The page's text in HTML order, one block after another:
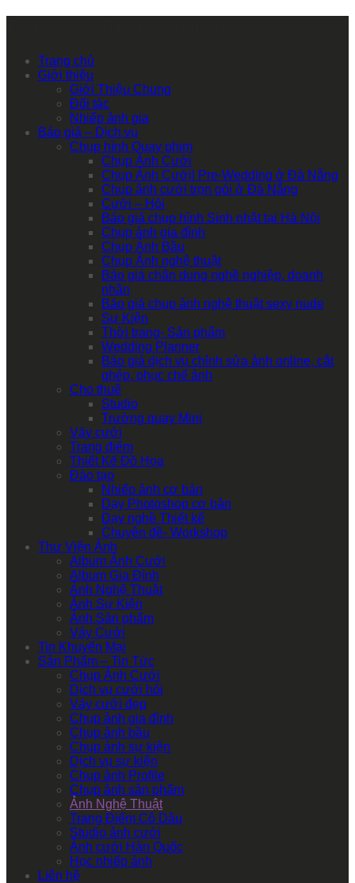
Trang chủ
Giới thiệu
Giới Thiệu Chung
Đối tác
Nhiếp ảnh gia
Báo giá – Dịch vụ
Chụp hình Quay phim
Chụp Ảnh Cưới
Chụp Ảnh Cưới| Pre-Wedding ở Đà Nẵng
Chụp ảnh cưới trọn gói ở Đà Nẵng
Cưới – Hỏi
Báo giá chụp hình Sinh nhật tại Hà Nội
Chụp ảnh gia đình
Chụp Ảnh Bầu
Chụp Ảnh nghệ thuật
Báo giá chân dung nghề nghiệp, doanh
nhân
Báo giá chụp ảnh nghệ thuật sexy nude
Sự Kiện
Thời trang- Sản phẩm
Wedding Planner
Báo giá dịch vụ chỉnh sửa ảnh online, cắt
ghép, phục chế ảnh
Cho thuê
Studio
Trường quay Mini
Váy cưới
Trang điểm
Thiết Kế Đồ Họa
Đào tạo
Nhiếp ảnh cơ bản
Dạy Photoshop cơ bản
Dạy nghề Thiết kế
Chuyên đề- Workshop
Thư Viện Ảnh
Album Ảnh Cưới
Album Gia Đình
Ảnh Nghệ Thuật
Ảnh Sự Kiện
Ảnh Sản phẩm
Váy Cưới
Tin Khuyến Mại
Sản Phẩm – Tin Tức
Chụp Ảnh Cưới
Dịch vụ cưới hỏi
Váy cưới đẹp
Chụp ảnh gia đình
Chụp ảnh bầu
Chụp ảnh sự kiện
Dịch vụ sự kiện
Chụp ảnh Profile
Chụp ảnh sản phẩm
Ảnh Nghệ Thuật
Trang Điểm Cô Dâu
Studio ảnh cưới
Ảnh cưới Hàn Quốc
Học nhiếp ảnh
Liên hệ